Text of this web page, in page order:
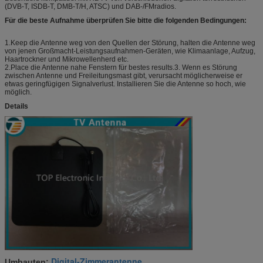
(DVB-T, ISDB-T, DMB-T/H, ATSC) und DAB-/FMradios.
Für die beste Aufnahme überprüfen Sie bitte die folgenden Bedingungen:
1.Keep die Antenne weg von den Quellen der Störung, halten die Antenne weg
von jenen Großmacht-Leistungsaufnahmen-Geräten, wie Klimaanlage, Aufzug,
Haartrockner und Mikrowellenherd etc.
2.Place die Antenne nahe Fenstern für bestes results.3. Wenn es Störung
zwischen Antenne und Freileitungsmast gibt, verursacht möglicherweise er
etwas geringfügigen Signalverlust. Installieren Sie die Antenne so hoch, wie
möglich.
Details